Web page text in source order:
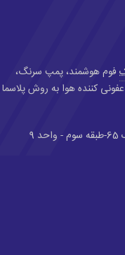
فوم هوشمند، پمپ سرنگ،
کننده هوا به روش پلاسما